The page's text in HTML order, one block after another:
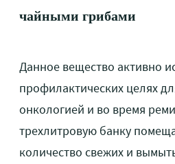
чайными грибами
Данное вещество активно
профилактических целях
онкологией и во время
трехлитровую банку
количество свежих и